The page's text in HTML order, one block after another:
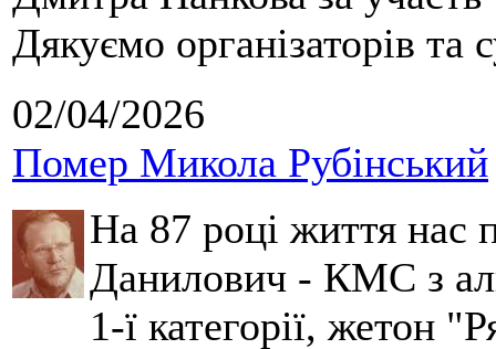
Дякуємо організаторів та
02/04/2026
Помер Микола Рубінський
На 87 році життя нас
Данилович - КМС з
1-ї категорії, жетон